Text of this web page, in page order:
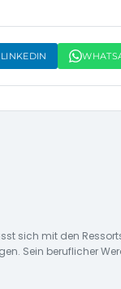
LINKEDIN
sich mit den
Sein beruflicher